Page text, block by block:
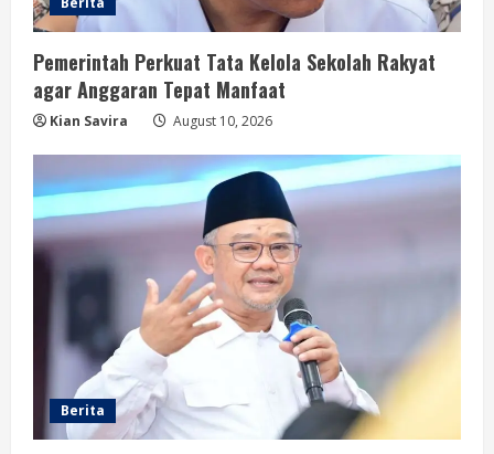
Pemerintah Perkuat Tata Kelola Sekolah Rakyat
agar Anggaran Tepat Manfaat
Kian Savira August 10, 2026
Berita